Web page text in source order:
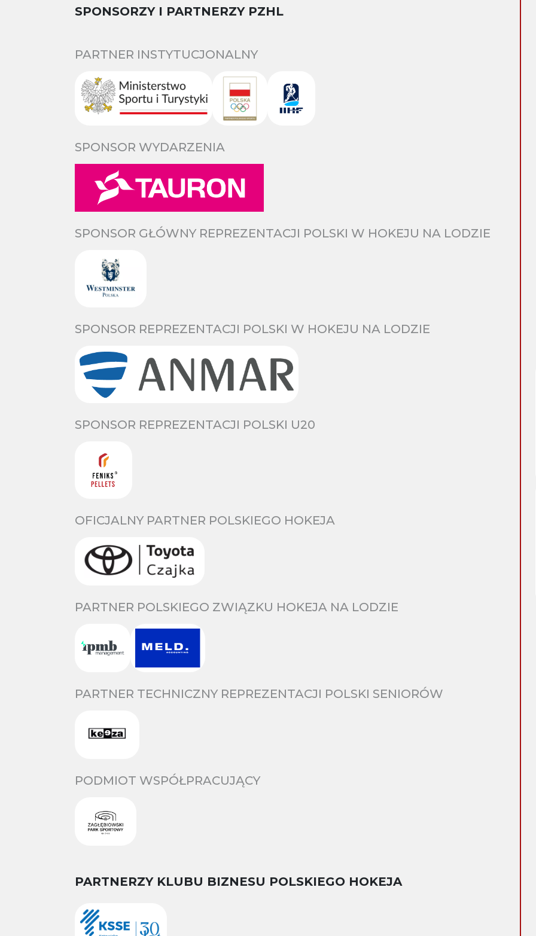
SPONSORZY I PARTNERZY PZHL
PARTNER INSTYTUCJONALNY
SPONSOR WYDARZENIA
SPONSOR GŁÓWNY REPREZENTACJI POLSKI W HOKEJU NA LODZIE
SPONSOR REPREZENTACJI POLSKI W HOKEJU NA LODZIE
SPONSOR REPREZENTACJI POLSKI U20
OFICJALNY PARTNER POLSKIEGO HOKEJA
PARTNER POLSKIEGO ZWIĄZKU HOKEJA NA LODZIE
PARTNER TECHNICZNY REPREZENTACJI POLSKI SENIORÓW
PODMIOT WSPÓŁPRACUJĄCY
PARTNERZY KLUBU BIZNESU POLSKIEGO HOKEJA